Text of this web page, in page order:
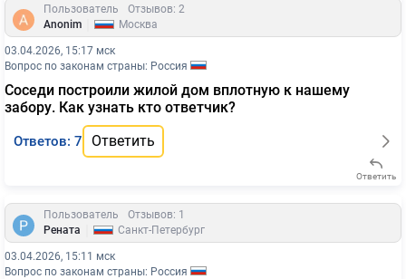
Пользователь
Отзывов: 2
Anonim
Москва
03.04.2026, 15:17 мск
Вопрос по законам страны: Россия
Соседи построили жилой дом вплотную к нашему
забору. Как узнать кто ответчик?
Ответов: 7 Ответить
Ответить
Пользователь
Отзывов: 1
Рената
Санкт-Петербург
03.04.2026, 15:11 мск
Вопрос по законам страны: Россия